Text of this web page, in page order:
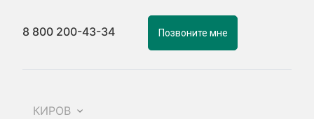
8 800 200-43-34 Позвоните мне
КИРОВ